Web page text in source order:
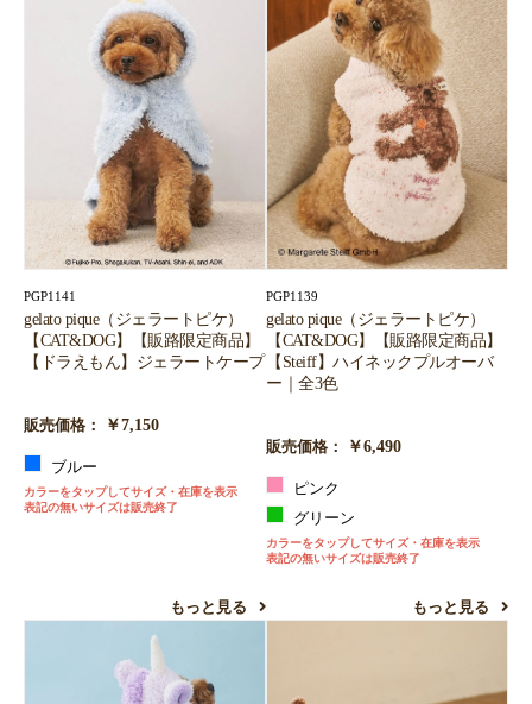
PGP1141
gelato pique（ジェラートピケ）
【CAT&DOG】【販路限定商品】
【ドラえもん】ジェラートケープ
販売価格： ￥7,150
ブルー
カラーをタップしてサイズ・在庫を表示
表記の無いサイズは販売終了
もっと見る
PGP1139
gelato pique（ジェラートピケ）
【CAT&DOG】【販路限定商品】
【Steiff】ハイネックプルオーバ
ー｜全3色
販売価格： ￥6,490
ピンク
グリーン
カラーをタップしてサイズ・在庫を表示
表記の無いサイズは販売終了
もっと見る